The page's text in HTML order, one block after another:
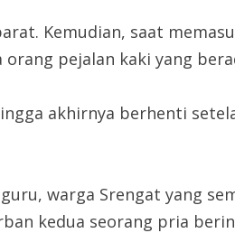
Kemudian, saat
pejalan kaki yang
akhirnya berhenti
warga Srengat yang
kedua seorang pria